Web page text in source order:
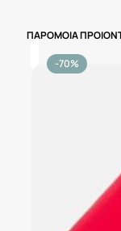
ΠΑΡΟΜΟΙΑ
-70%